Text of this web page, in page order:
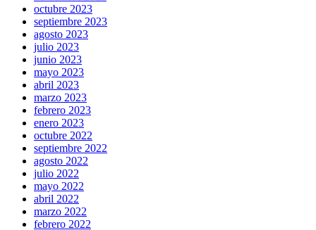
octubre 2023
septiembre 2023
agosto 2023
julio 2023
junio 2023
mayo 2023
abril 2023
marzo 2023
febrero 2023
enero 2023
octubre 2022
septiembre 2022
agosto 2022
julio 2022
mayo 2022
abril 2022
marzo 2022
febrero 2022